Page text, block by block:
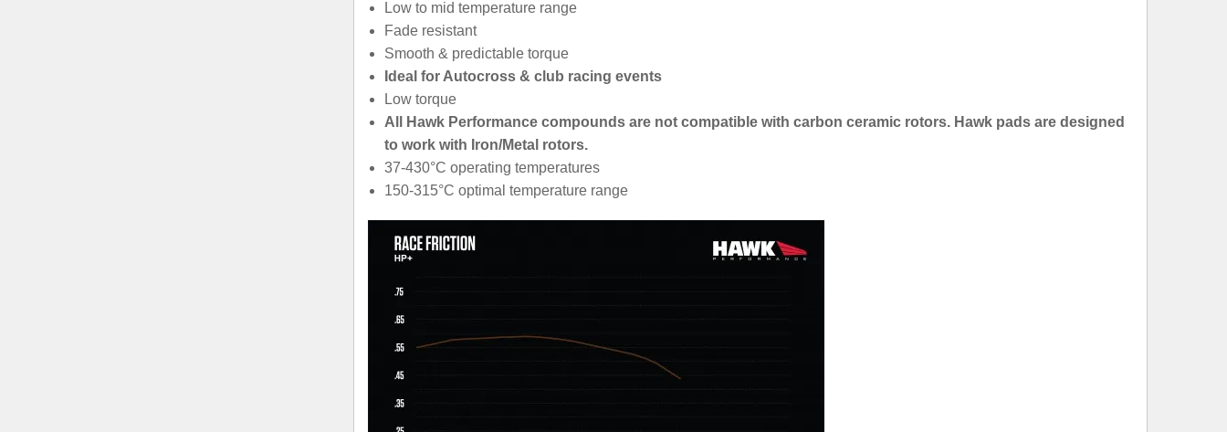
Low to mid temperature range
Fade resistant
Smooth & predictable torque
Ideal for Autocross & club racing events
Low torque
All Hawk Performance compounds are not compatible with carbon ceramic rotors. Hawk pads are designed
to work with Iron/Metal rotors.
37-430°C operating temperatures
150-315°C optimal temperature range